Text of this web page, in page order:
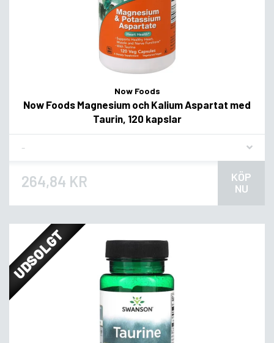
Now Foods
Now Foods Magnesium och Kalium Aspartat med
Taurin, 120 kapslar
264,84 KR
KÖP
NU
UDSOLGT